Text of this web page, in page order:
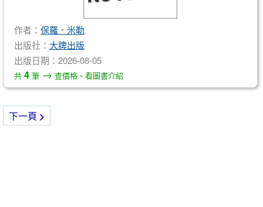
作者： 保羅．米勒
出版社： 大牌出版
出版日期：2026-08-05
共 4 筆 → 查價格、看圖書介紹
下一頁 >